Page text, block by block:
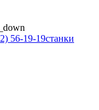
56-19-19станки